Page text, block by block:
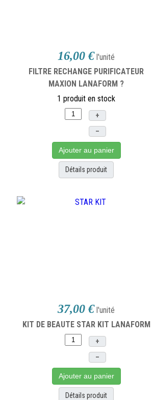
16,00 € l'unité
FILTRE RECHANGE PURIFICATEUR
MAXION LANAFORM ?
1 produit en stock
+
–
Ajouter au panier
Détails produit
37,00 € l'unité
KIT DE BEAUTE STAR KIT LANAFORM
+
–
Ajouter au panier
Détails produit